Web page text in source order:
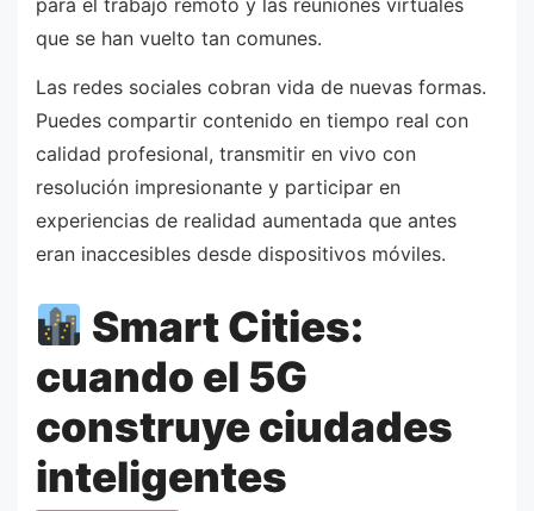
que se han vuelto tan comunes.
Las redes sociales cobran vida de nuevas formas.
Puedes compartir contenido en tiempo real con
calidad profesional, transmitir en vivo con
resolución impresionante y participar en
experiencias de realidad aumentada que antes
eran inaccesibles desde dispositivos móviles.
Smart Cities:
cuando el 5G
construye ciudades
inteligentes